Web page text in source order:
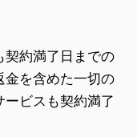
約満了日までの
を含めた一切の
ビスも契約満了